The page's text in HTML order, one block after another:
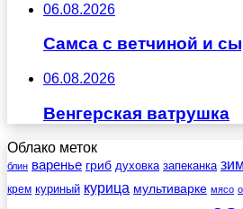
06.08.2026
Самса с ветчиной и
06.08.2026
Венгерская ватрушка
Облако меток
блин варенье гриб духовка запеканка
крем куриный курица мультиварке мясо